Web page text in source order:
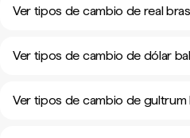
Ver tipos de cambio de real
Ver tipos de cambio de dólar
Ver tipos de cambio de gultrum